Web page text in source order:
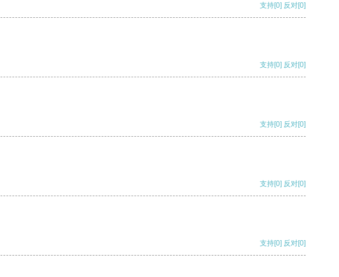
支持[0] 反对[0]
支持[0] 反对[0]
支持[0] 反对[0]
支持[0] 反对[0]
支持[0] 反对[0]